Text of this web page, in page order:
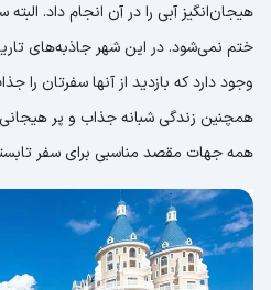
هیجان‌انگیز آبی را در آن انجام داد.
ختم نمی‌شود. در این شهر جاذبه‌های
وجود دارد که بازدید از آنها سفرتان را
همچنین زندگی شبانه جذاب و پر هیجانی
همه جهات مقصد مناسبی برای سفر